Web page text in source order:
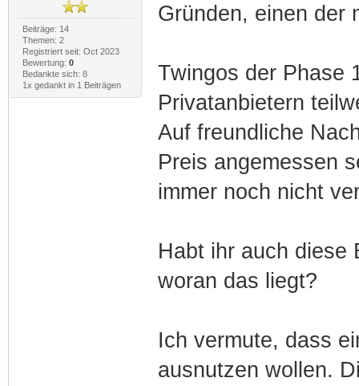
Beiträge: 14
Themen: 2
Registriert seit: Oct 2023
Bewertung: 0
Bedankte sich: 8
1x gedankt in 1 Beiträgen
Gründen, einen der
Twingos der Phase
Privatanbietern
Auf freundliche
Preis angemessen
immer noch nicht
Habt ihr auch diese
woran das liegt?
Ich vermute, dass
ausnutzen wollen.